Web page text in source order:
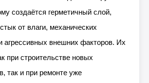
создаётся герметичный слой,
от влаги, механических
агрессивных внешних факторов. Их
при строительстве новых
так и при ремонте уже